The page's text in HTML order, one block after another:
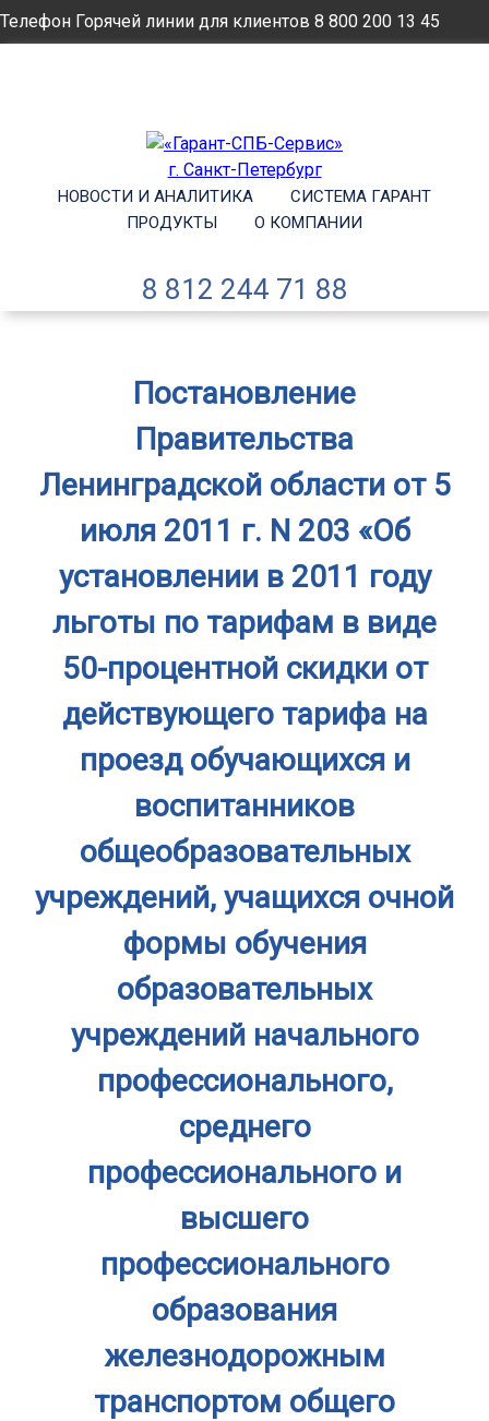
Телефон Горячей линии для клиентов 8 800 200 13 45
НОВОСТИ И АНАЛИТИКА
СИСТЕМА ГАРАНТ
ПРОДУКТЫ
О КОМПАНИИ
8 812 244 71 88
Постановление
Правительства
Ленинградской области от 5
июля 2011 г. N 203 «Об
установлении в 2011 году
льготы по тарифам в виде
50-процентной скидки от
действующего тарифа на
проезд обучающихся и
воспитанников
общеобразовательных
учреждений, учащихся очной
формы обучения
образовательных
учреждений начального
профессионального,
среднего
профессионального и
высшего
профессионального
образования
железнодорожным
транспортом общего